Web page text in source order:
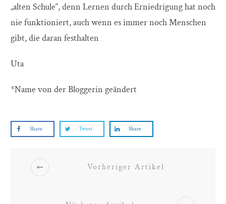
„alten Schule“, denn Lernen durch Erniedrigung hat noch
nie funktioniert, auch wenn es immer noch Menschen
gibt, die daran festhalten
Uta
*Name von der Bloggerin geändert
Share Tweet Share
Vorheriger Artikel